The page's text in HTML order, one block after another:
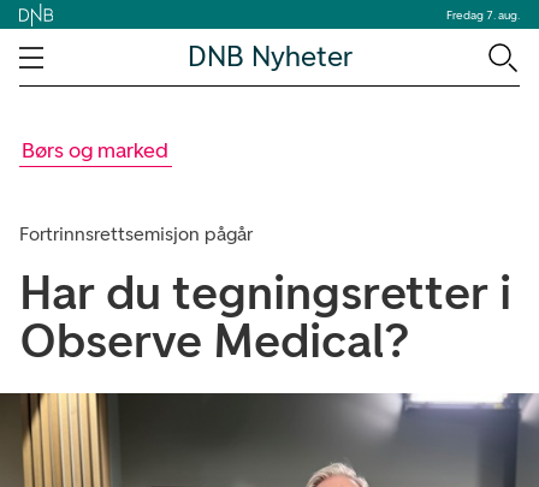
Fredag 7. aug.
DNB Nyheter
Børs og marked
Fortrinnsrettsemisjon pågår
Har du tegningsretter i
Observe Medical?